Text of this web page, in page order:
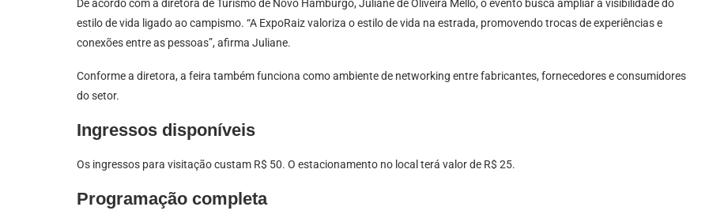
De acordo com a diretora de Turismo de Novo Hamburgo, Juliane de Oliveira Mello, o evento busca ampliar a visibilidade do
estilo de vida ligado ao campismo. “A ExpoRaiz valoriza o estilo de vida na estrada, promovendo trocas de experiências e
conexões entre as pessoas”, afirma Juliane.
Conforme a diretora, a feira também funciona como ambiente de networking entre fabricantes, fornecedores e consumidores
do setor.
Ingressos disponíveis
Os ingressos para visitação custam R$ 50. O estacionamento no local terá valor de R$ 25.
Programação completa